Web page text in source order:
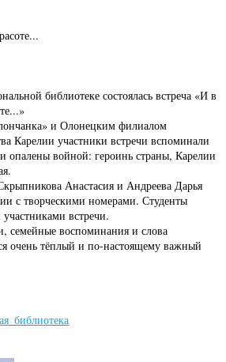
библиотеке состоялась встреча «И в
и Олонецким филиалом
Карелии участники встречи вспоминали
войной: героинь страны, Карелии
Анастасия и Андреева Дарья
с творческими номерами. Студенты
встречи.
семейные воспоминания и слова
очень тёплый и по-настоящему важный